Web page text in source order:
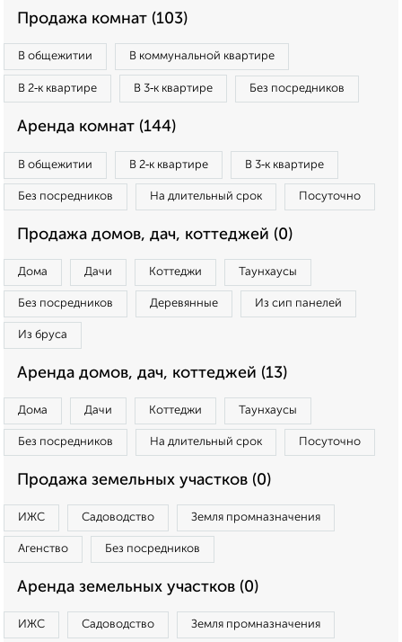
Продажа комнат (103)
В общежитии В коммунальной квартире
В 2‑к квартире В 3‑к квартире Без посредников
Аренда комнат (144)
В общежитии В 2‑к квартире В 3‑к квартире
Без посредников На длительный срок Посуточно
Продажа домов, дач, коттеджей (0)
Дома Дачи Коттеджи Таунхаусы
Без посредников Деревянные Из сип панелей
Из бруса
Аренда домов, дач, коттеджей (13)
Дома Дачи Коттеджи Таунхаусы
Без посредников На длительный срок Посуточно
Продажа земельных участков (0)
ИЖС Садоводство Земля промназначения
Агенство Без посредников
Аренда земельных участков (0)
ИЖС Садоводство Земля промназначения